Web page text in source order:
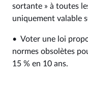
sortante » à toutes
uniquement valable
• Voter une loi
normes obsolètes
15 % en 10 ans.